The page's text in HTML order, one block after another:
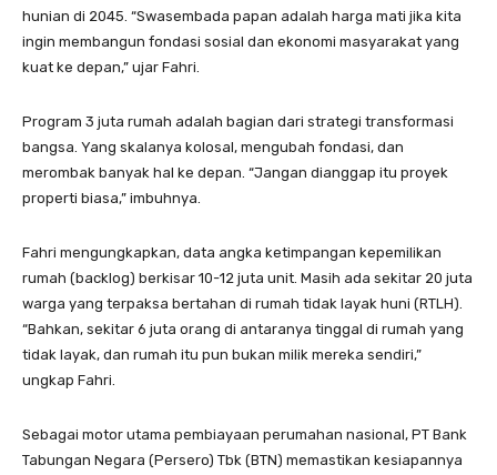
hunian di 2045. “Swasembada papan adalah harga mati jika kita
ingin membangun fondasi sosial dan ekonomi masyarakat yang
kuat ke depan,” ujar Fahri.
Program 3 juta rumah adalah bagian dari strategi transformasi
bangsa. Yang skalanya kolosal, mengubah fondasi, dan
merombak banyak hal ke depan. “Jangan dianggap itu proyek
properti biasa,” imbuhnya.
Fahri mengungkapkan, data angka ketimpangan kepemilikan
rumah (backlog) berkisar 10-12 juta unit. Masih ada sekitar 20 juta
warga yang terpaksa bertahan di rumah tidak layak huni (RTLH).
“Bahkan, sekitar 6 juta orang di antaranya tinggal di rumah yang
tidak layak, dan rumah itu pun bukan milik mereka sendiri,”
ungkap Fahri.
Sebagai motor utama pembiayaan perumahan nasional, PT Bank
Tabungan Negara (Persero) Tbk (BTN) memastikan kesiapannya